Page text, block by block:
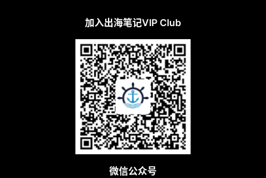
加入出海笔记VIP Club
微信公众号